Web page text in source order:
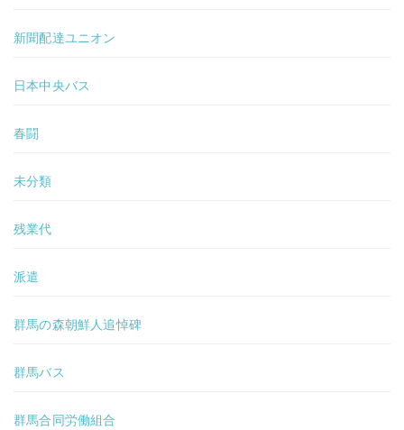
新聞配達ユニオン
日本中央バス
春闘
未分類
残業代
派遣
群馬の森朝鮮人追悼碑
群馬バス
群馬合同労働組合